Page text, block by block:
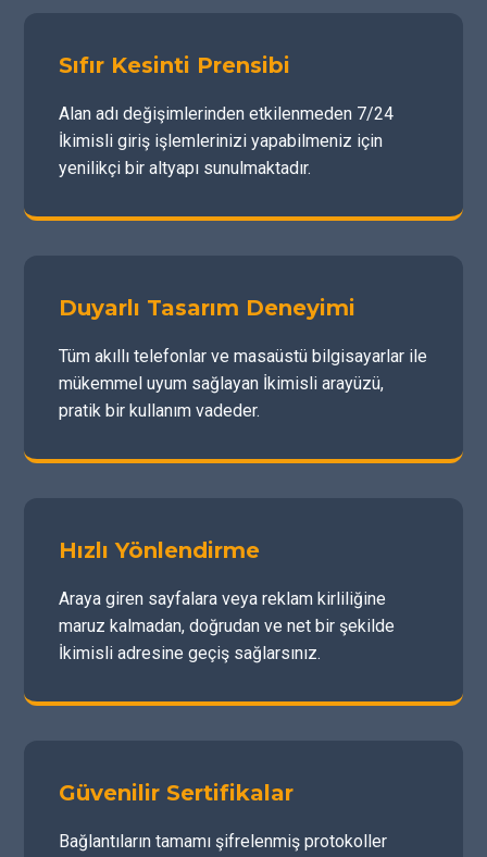
Sıfır Kesinti Prensibi
Alan adı değişimlerinden etkilenmeden 7/24
İkimisli giriş işlemlerinizi yapabilmeniz için
yenilikçi bir altyapı sunulmaktadır.
Duyarlı Tasarım Deneyimi
Tüm akıllı telefonlar ve masaüstü bilgisayarlar ile
mükemmel uyum sağlayan İkimisli arayüzü,
pratik bir kullanım vadeder.
Hızlı Yönlendirme
Araya giren sayfalara veya reklam kirliliğine
maruz kalmadan, doğrudan ve net bir şekilde
İkimisli adresine geçiş sağlarsınız.
Güvenilir Sertifikalar
Bağlantıların tamamı şifrelenmiş protokoller